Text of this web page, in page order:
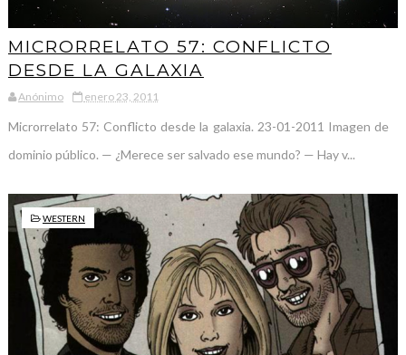
MICRORRELATO 57: CONFLICTO
DESDE LA GALAXIA
Anónimo enero 23, 2011
Microrrelato 57: Conflicto desde la galaxia. 23-01-2011 Imagen de
dominio público. — ¿Merece ser salvado ese mundo? — Hay v...
WESTERN